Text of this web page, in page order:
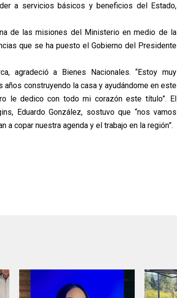
a servicios básicos y beneficios del Estado,
de las misiones del Ministerio en medio de la
que se ha puesto el Gobierno del Presidente
agradeció a Bienes Nacionales. “Estoy muy
años construyendo la casa y ayudándome en este
le dedico con todo mi corazón este título”. El
Eduardo González, sostuvo que “nos vamos
copar nuestra agenda y el trabajo en la región”.